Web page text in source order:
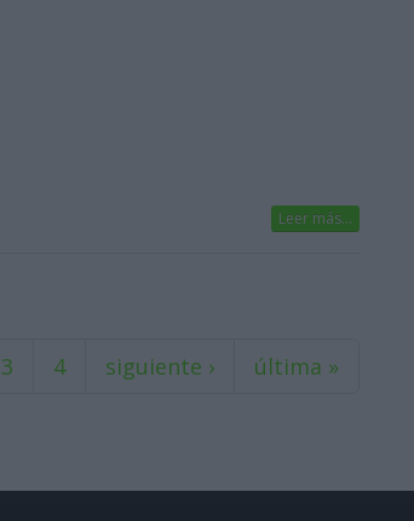
Leer más...
3 4 siguiente › última »